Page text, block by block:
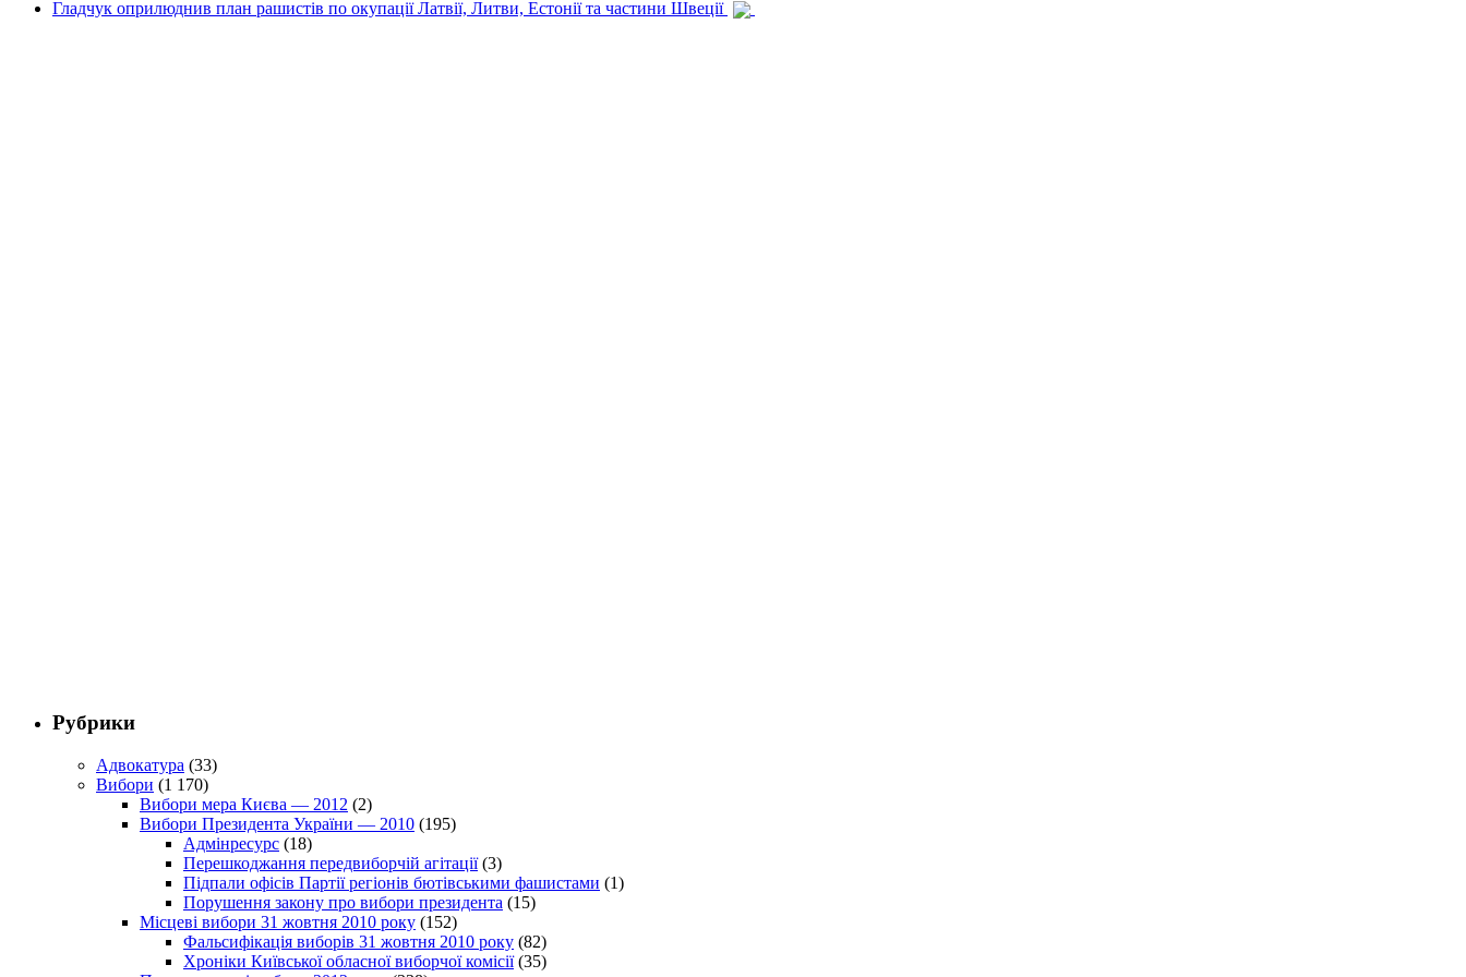
Гладчук оприлюднив план рашистів по окупації Латвії, Литви, Естонії та частини Швеції
Рубрики
Адвокатура (33)
Вибори (1 170)
Вибори мера Києва — 2012 (2)
Вибори Президента України — 2010 (195)
Адмінресурс (18)
Перешкоджання передвиборчій агітації(3)
Підпали офісів Партії регіонів бютівськими фашистами (1)
Порушення закону про вибори президента (15)
Місцеві вибори 31 жовтня 2010 року (152)
Фальсифікація виборів 31 жовтня 2010 року (82)
Хроніки Київської обласної виборчої комісії(35)